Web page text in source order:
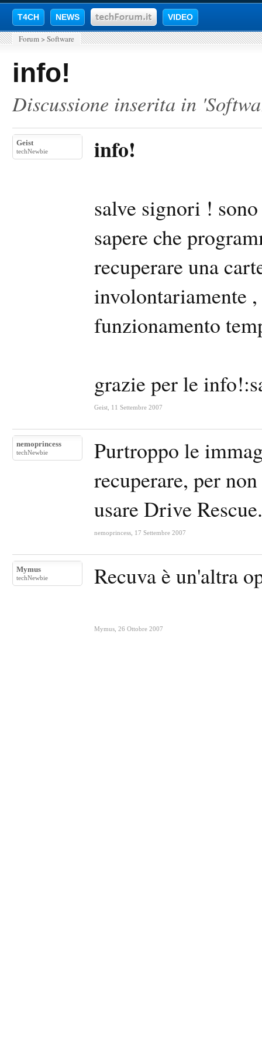
T4CH NEWS VIDEO
Forum > Software
info!
Discussione inserita in '
Geist
techNewbie info!
salve signori !
sapere che
recuperare una
involontariamente
funzionamento
grazie per le
Geist 11 Settembre 2007
nemoprincess
techNewbie
Purtroppo le
recuperare, per
usare Drive Rescue.
nemoprincess 17 Settembre 2007
Mymus
techNewbie Recuva è un'altra
Mymus 26 Ottobre 2007